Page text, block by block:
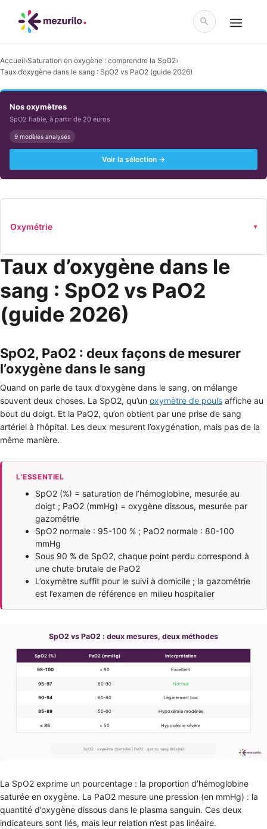
contenu
Accueil›Saturation en oxygène : comprendre la SpO2›
Taux d’oxygène dans le sang : SpO2 vs PaO2 (guide 2026)
Nos oxymètres
SpO2 fiable, à partir de 20 euros
9 modèles analysés
Voir la sélection →
Oxymétrie ▾
Taux d’oxygène dans le
sang : SpO2 vs PaO2
(guide 2026)
SpO2, PaO2 : deux façons de mesurer
l’oxygène dans le sang
Quand on parle de taux d’oxygène dans le sang, on mélange
souvent deux choses. La SpO2, qu’un oxymètre de pouls affiche au
bout du doigt. Et la PaO2, qu’on obtient par une prise de sang
artériel à l’hôpital. Les deux mesurent l’oxygénation, mais pas de la
même manière.
L’ESSENTIEL
SpO2 (%) = saturation de l’hémoglobine, mesurée au
doigt ; PaO2 (mmHg) = oxygène dissous, mesurée par
gazométrie
SpO2 normale : 95-100 % ; PaO2 normale : 80-100
mmHg
Sous 90 % de SpO2, chaque point perdu correspond à
une chute brutale de PaO2
L’oxymètre suffit pour le suivi à domicile ; la gazométrie
est l’examen de référence en milieu hospitalier
La SpO2 exprime un pourcentage : la proportion d’hémoglobine
saturée en oxygène. La PaO2 mesure une pression (en mmHg) : la
quantité d’oxygène dissous dans le plasma sanguin. Ces deux
indicateurs sont liés, mais leur relation n’est pas linéaire.